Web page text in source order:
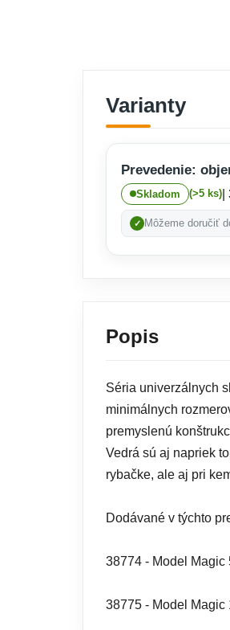
Varianty
Prevedenie:
Skladom (>5 ks)
Môžeme doručiť
Popis
Séria univerzálnych
minimálnych
premyslenú
Vedrá sú aj napriek
rybačke, ale aj pri
Dodávané v týchto
38774 - Model Magic
38775 - Model Magic